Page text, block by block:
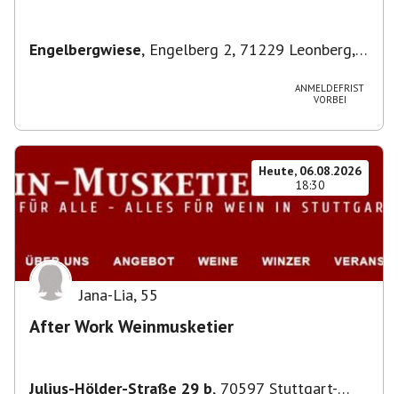
Engelbergwiese, Engelberg 2, 71229 Leonberg,
ANMELDEFRIST
VORBEI
Heute, 06.08.2026
18:30
Jana-Lia, 55
After Work Weinmusketier
Julius-Hölder-Straße 29 b, 70597 Stuttgart-